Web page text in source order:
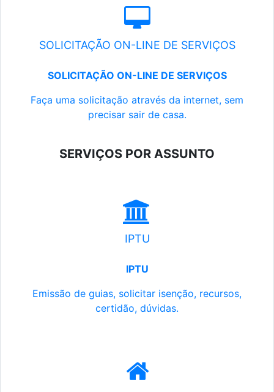
SOLICITAÇÃO ON-LINE DE SERVIÇOS
SOLICITAÇÃO ON-LINE DE SERVIÇOS
Faça uma solicitação através da internet, sem
precisar sair de casa.
SERVIÇOS POR ASSUNTO
IPTU
IPTU
Emissão de guias, solicitar isenção, recursos,
certidão, dúvidas.